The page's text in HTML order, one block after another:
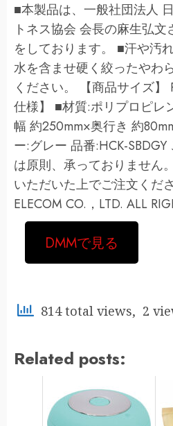
■本製品は、一般社団法人
トネス協会 会長の麻生弘
をしております。 ■汗や汚
水を含ませ硬く絞ったやわ
ください。 【商品サイズ】
仕様】 ■材質:ポリプロピレ
幅 約250mm×奥行き 約
ー:グレー 品番:HCK-
は原則、承っておりません
いただいた上でご注文くだ
ELECOM CO.，LTD. ALL
DMMで見る
814 total views, 2
Related posts: